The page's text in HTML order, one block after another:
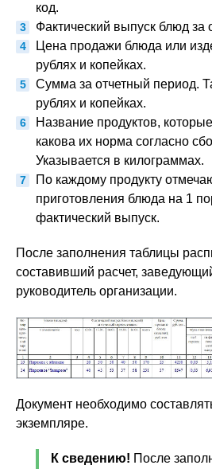
код.
Фактический выпуск блюд за
Цена продажи блюда или
рублях и копейках.
Сумма за отчетный период.
рублях и копейках.
Название продуктов,
какова их норма согласно
Указывается в килограммах.
По каждому продукту
приготовления блюда на 1
фактический выпуск.
После заполнения таблицы
составивший расчет,
руководитель организации.
Документ необходимо
экземпляре.
К сведению! После